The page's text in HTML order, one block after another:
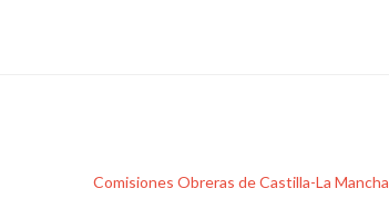
Comisiones Obreras de Castilla-La Mancha